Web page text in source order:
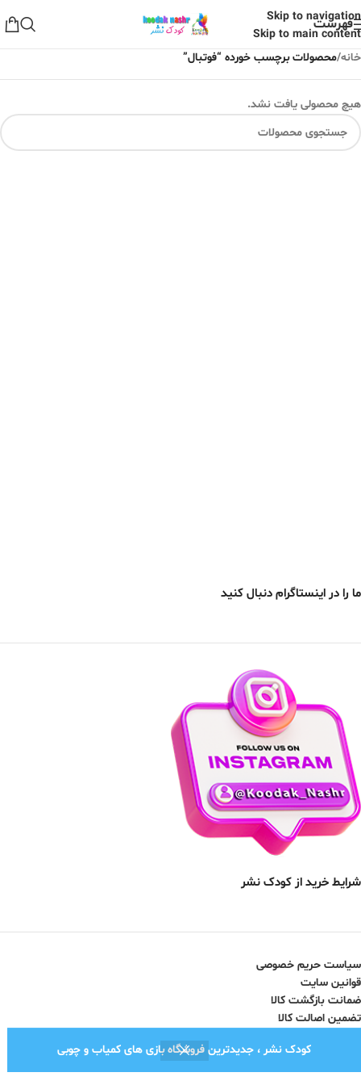
کودک نشر ، جدیدترین فروشگاه بازی های کمیاب و چوبی
Skip to navigation
Skip to main content
فهرست
خانه/محصولات برچسب خورده “فوتبال”
هیچ محصولی یافت نشد.
ما را در اینستاگرام دنبال کنید
شرایط خرید از کودک نشر
سیاست حریم خصوصی
قوانین سایت
ضمانت بازگشت کالا
تضمین اصالت کالا
نماد اعتماد الکترونیک